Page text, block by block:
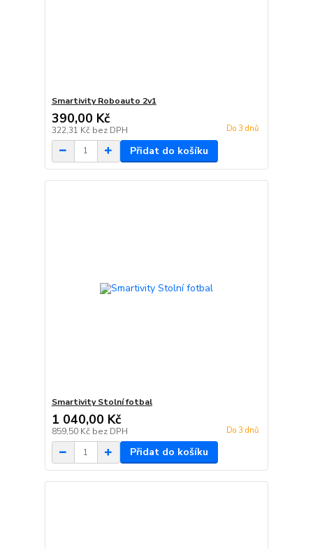
Smartivity Roboauto 2v1
390,00 Kč
322,31 Kč bez DPH Do 3 dnů
Přidat do košíku
Smartivity Stolní fotbal
1 040,00 Kč
859,50 Kč bez DPH Do 3 dnů
Přidat do košíku